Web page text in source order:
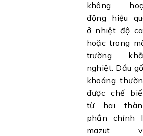
không
động hiệu
ở nhiệt độ
hoặc trong
trường
nghiệt. Dầu
khoáng
được chế
từ hai
phần chính
mazut